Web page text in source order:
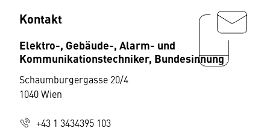
Kontakt
Elektro-, Gebäude-, Alarm- und
Kommunikationstechniker, Bundesinnung
Schaumburgergasse 20/4
1040 Wien
+43 1 3434395 103